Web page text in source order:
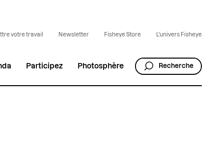
votre travail Newsletter Fisheye Store L'univers Fisheye
Participez Photosphère Recherche